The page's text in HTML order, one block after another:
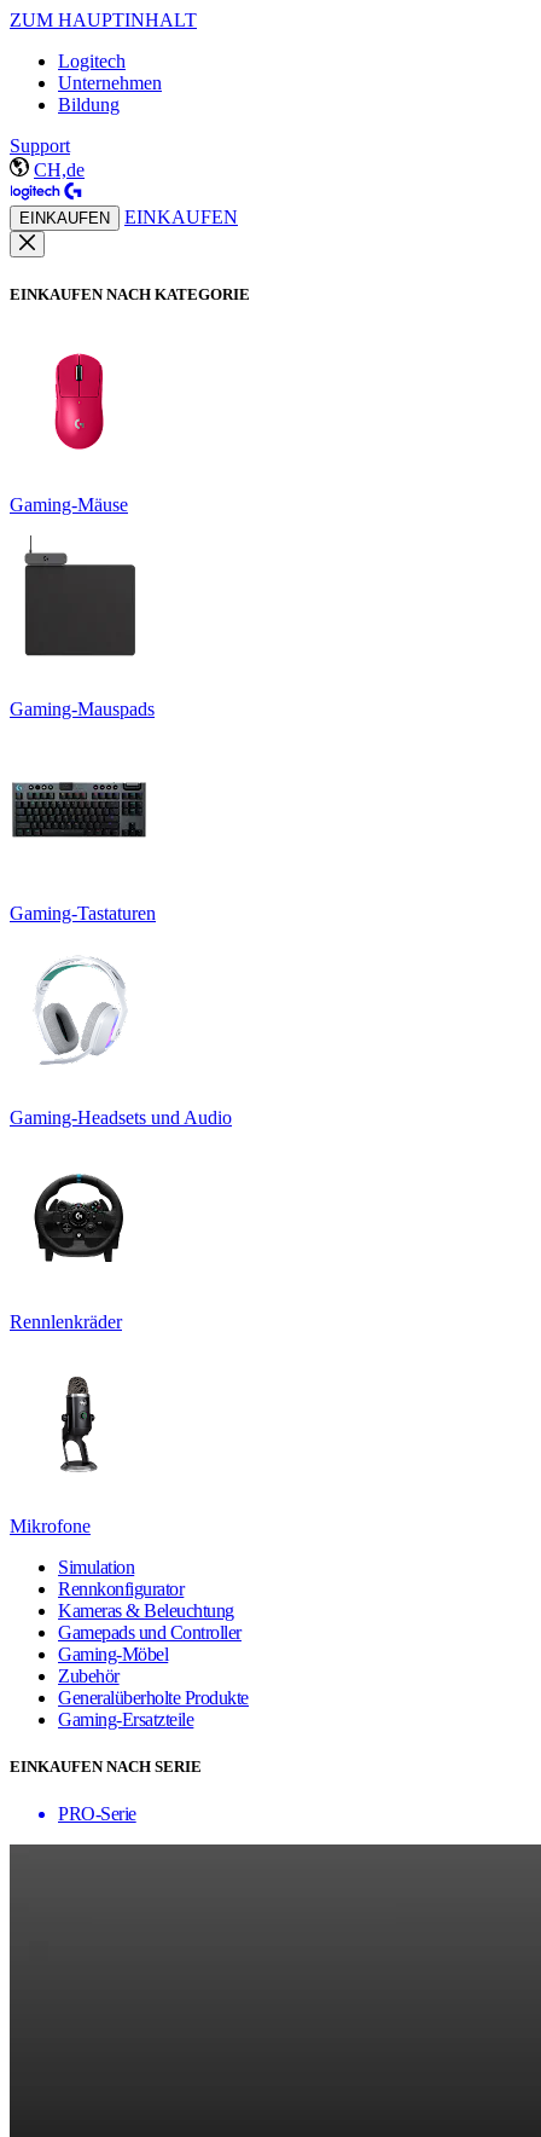
ZUM HAUPTINHALT
Logitech
Unternehmen
Bildung
Support
CH,de
EINKAUFEN EINKAUFEN
EINKAUFEN NACH KATEGORIE
Gaming-Mäuse
Gaming-Mauspads
Gaming-Tastaturen
Gaming-Headsets und Audio
Rennlenkräder
Mikrofone
Simulation
Rennkonfigurator
Kameras & Beleuchtung
Gamepads und Controller
Gaming-Möbel
Zubehör
Generalüberholte Produkte
Gaming-Ersatzteile
EINKAUFEN NACH SERIE
PRO-Serie